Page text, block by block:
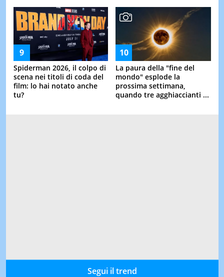
Spiderman 2026, il colpo di
scena nei titoli di coda del
film: lo hai notato anche
tu?
La paura della "fine del
mondo" esplode la
prossima settimana,
quando tre agghiaccianti ...
Segui il trend